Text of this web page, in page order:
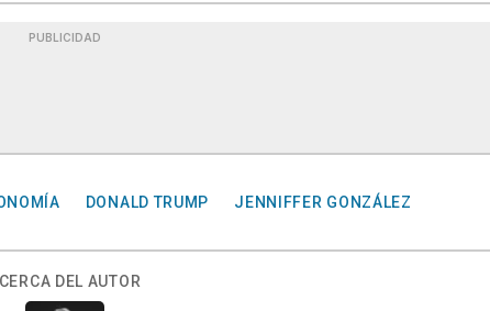
PUBLICIDAD
DONALD TRUMP
JENNIFFER GONZÁLEZ
DEL AUTOR